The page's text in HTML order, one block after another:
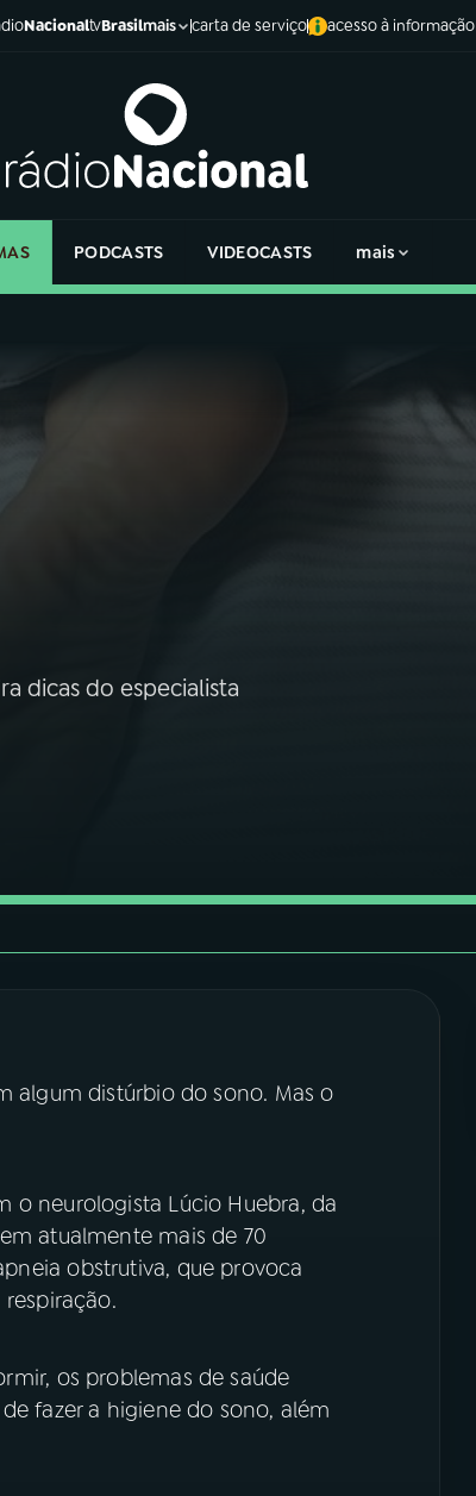
NacionaltvBrasilmais carta de serviço acesso à informação
PODCASTS VIDEOCASTS mais
dicas do especialista
algum distúrbio do sono. Mas o
o neurologista Lúcio Huebra, da
atualmente mais de 70
obstrutiva, que provoca
os problemas de saúde
fazer a higiene do sono, além